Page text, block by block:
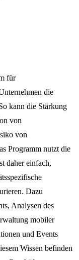
für
die
kann die Stärkung
von
von
Programm nutzt die
daher einfach,
Dazu
Analysen des
mobiler
und Events
Wissen befinden